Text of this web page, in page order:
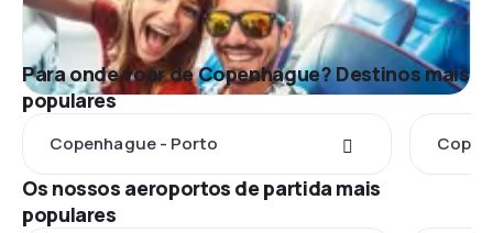
Para onde voar de Copenhague? Destinos mais
populares
Copenhague - Porto
Os nossos aeroportos de partida mais
populares